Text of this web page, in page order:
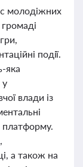
молодіжних
події.
яка
у
влади із
платформу.
а також на